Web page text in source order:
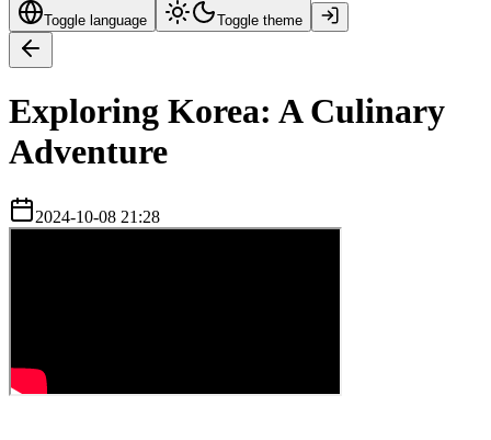
Toggle language Toggle theme
Exploring Korea: A Culinary
Adventure
2024-10-08 21:28